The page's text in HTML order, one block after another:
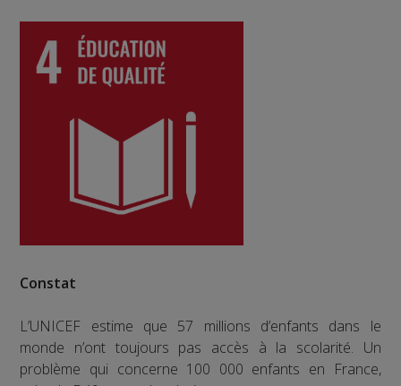
Constat
L’UNICEF estime que 57 millions d’enfants dans le
monde n’ont toujours pas accès à la scolarité. Un
problème qui concerne 100 000 enfants en France,